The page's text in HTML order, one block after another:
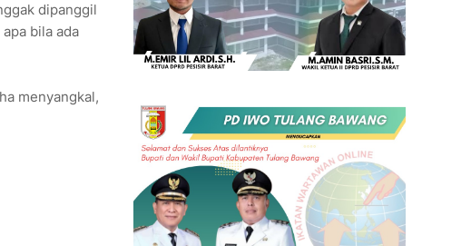
dipanggil
bila ada
menyangkal,